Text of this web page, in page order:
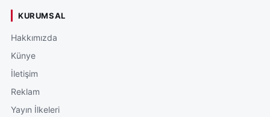
KURUMSAL
Hakkımızda
Künye
İletişim
Reklam
Yayın İlkeleri